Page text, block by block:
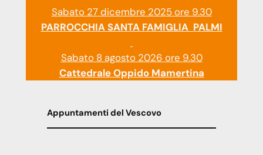
Sabato 27 dicembre 2025 ore 9.30
PARROCCHIA SANTA FAMIGLIA PALMI
Sabato 8 agosto 2026 ore 9.30
Cattedrale Oppido Mamertina
Appuntamenti del Vescovo